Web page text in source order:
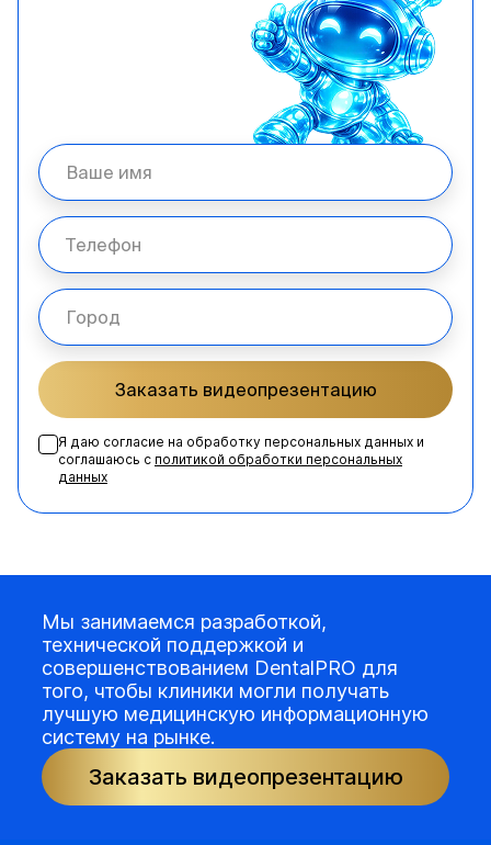
Заказать видеопрезентацию
Я даю согласие на обработку персональных данных и
соглашаюсь с политикой обработки персональных
данных
Мы занимаемся разработкой,
технической поддержкой и
совершенствованием DentalPRO для
того, чтобы клиники могли получать
лучшую медицинскую информационную
систему на рынке.
Заказать видеопрезентацию